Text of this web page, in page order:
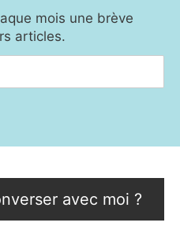
mois une brève
articles.
avec moi ?